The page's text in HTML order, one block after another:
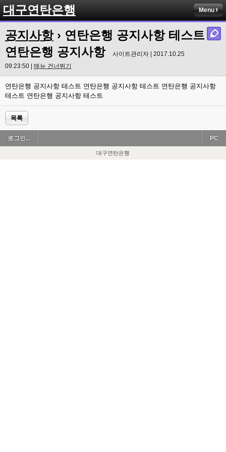
대구연탄은행 Menu
공지사항› 연탄은행 공지사항 테스트
연탄은행 공지사항
사이트관리자 | 2017.10.25
09:23:50 | 메뉴 건너뛰기
연탄은행 공지사항 테스트 연탄은행 공지사항 테스트 연탄은행 공지사항
테스트 연탄은행 공지사항 테스트
목록
로그인... PC
대구연탄은행